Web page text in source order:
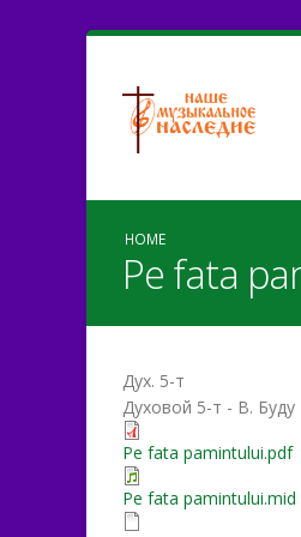
HOME
Pe fata
Дух. 5-т
Духовой 5-т - В. Буду
Pe fata pamintului.pdf
Pe fata pamintului.mid